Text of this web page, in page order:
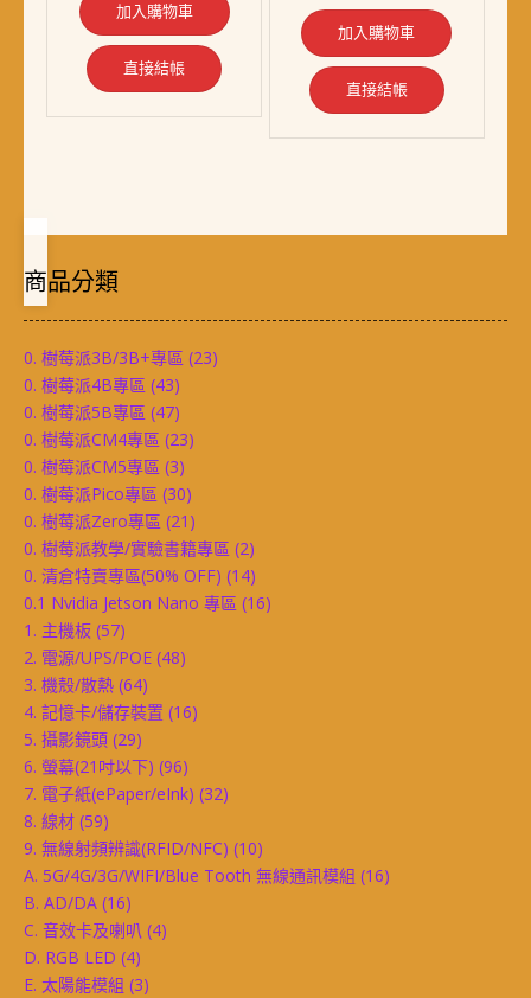
加入購物車
直接結帳
NT$ 780。NT$ 638。
加入購物車
直接結帳
商品分類
0. 樹莓派3B/3B+專區 (23)
0. 樹莓派4B專區 (43)
0. 樹莓派5B專區 (47)
0. 樹莓派CM4專區 (23)
0. 樹莓派CM5專區 (3)
0. 樹莓派Pico專區 (30)
0. 樹莓派Zero專區 (21)
0. 樹莓派教學/實驗書籍專區 (2)
0. 清倉特賣專區(50% OFF) (14)
0.1 Nvidia Jetson Nano 專區 (16)
1. 主機板 (57)
2. 電源/UPS/POE (48)
3. 機殼/散熱 (64)
4. 記憶卡/儲存裝置 (16)
5. 攝影鏡頭 (29)
6. 螢幕(21吋以下) (96)
7. 電子紙(ePaper/eInk) (32)
8. 線材 (59)
9. 無線射頻辨識(RFID/NFC) (10)
A. 5G/4G/3G/WIFI/Blue Tooth 無線通訊模組 (16)
B. AD/DA (16)
C. 音效卡及喇叭 (4)
D. RGB LED (4)
E. 太陽能模組 (3)